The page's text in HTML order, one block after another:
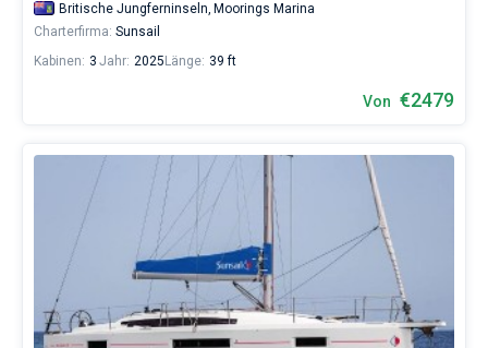
Britische Jungferninseln, Moorings Marina
Charterfirma: Sunsail
Kabinen: 3 Jahr: 2025 Länge: 39 ft
Von €2479